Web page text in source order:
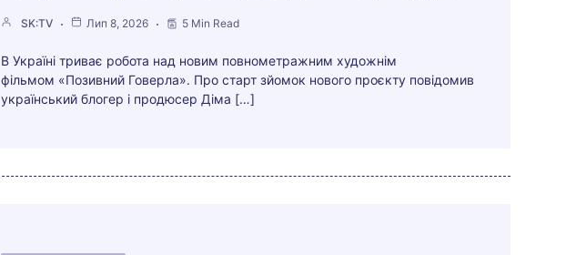
SK:TV Лип 8, 2026 5 Min Read
В Україні триває робота над новим повнометражним художнім
фільмом «Позивний Говерла». Про старт зйомок нового проєкту повідомив
український блогер і продюсер Діма […]